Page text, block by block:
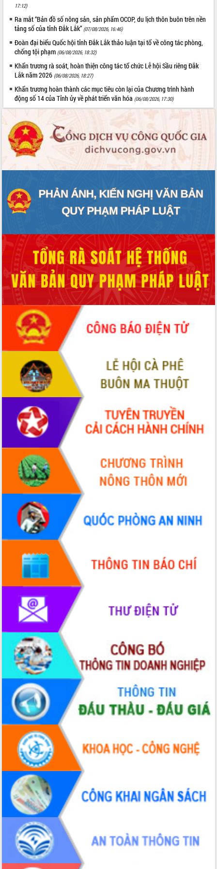
hiện nhiệm vụ quản lý tài sản công
hàng tuần
Tháo gỡ những vướng mắc, đẩy mạnh
công tác cải cách thủ tục hành chính
tại Trung tâm Phục vụ hành chính
công tỉnh
Đắk Lắk: Tôn vinh 46 giải pháp tại Hội
thi Sáng tạo Kỹ thuật 2024 - 2025
Đắk Lắk rà soát, điều chỉnh Đề án 190
về phát triển nuôi trồng thủy sản
Trương Công Thái kiểm tra thực địa
Dự án cao tốc Khánh Hòa - Buôn Ma
Thuột
Định vị cà phê Việt Nam như một “di
sống người dân từ những mô hình thiết
thực
Quyết liệt tháo gỡ vướng mắc, đẩy
nhanh tiến độ các dự án trọng điểm
Hòn Yến phát triển du lịch gắn với bảo
tồn biển
Lấy ý kiến điều chỉnh Quy hoạch tỉnh
Đắk Lắk thời kỳ 2021-2030, tầm nhìn
đến năm 2050
Phát động chiến dịch 30 ngày đêm
giải phóng mặt bằng Tuyến đường bộ
ven biển
Đắk Lắk nỗ lực thúc đẩy tăng trưởng
kinh tế từ 10% trở lên trong Quý
II/2026
Đắk Lắk ký kết thỏa thuận hợp tác về
chuyển đổi số giai đoạn 2026 – 2030
với Tập đoàn Bưu chính Viễn thông
Việt Nam
Thứ trưởng Bộ Y tế làm việc với tỉnh
Đắk Lắk về phát triển nhân lực y tế
cho trạm y tế cấp xã
Du lịch Đắk Lắk nâng tầm trải nghiệm
du khách thông qua Hệ thống cơ sở dữ
liệu và Bản đồ số
Tập huấn ứng dụng trí tuệ nhân tạo (AI)
trong thương mại điện tử năm 2026
Đoàn đại biểu Quốc hội tỉnh Đắk Lắk
trao đổi thông tin trước Kỳ họp thứ
nhất, Quốc hội khóa XVI
Quyết liệt cải cách hành chính, khơi
thông nguồn lực phát triển
Nâng cao hiệu lực, hiệu quả HĐND
tỉnh thông qua hiện đại hóa hành chính
Xã Ea Phê gắn cải cách hành chính với
chuyển đổi số
Phó Chủ tịch Thường trực UBND tỉnh
Hồ Thị Nguyên Thảo làm việc tại Trung
tâm Phục vụ hành chính công xã Ea
Xây dựng nền hành chính số đồng
hành cùng nông dân dân, doanh nghiệp
Giai đoạn 2026-2030, Đắk Lắk phấn
đấu có 77% xã đạt chuẩn nông thôn
mới
Chuyển đổi số 'mở đường' cho nông
nghiệp Đắk Lắk tăng trưởng bứt phá
Triển khai đồng bộ đo đạc, lập hồ sơ
địa chính, hoàn thiện cơ sở dữ liệu đất
đai
Ứng dụng sinh trắc học - Bước tiến
trong hành trình chuyển đổi số tại Đắk
Lắk
Đắk Lắk nâng cao hiệu quả công tác
Đảng từ Sổ tay đảng viên điện tử
Đắk Lắk đẩy mạnh nuôi biển công
nghệ, hướng tới phát triển thủy sản
bền vững
Tập huấn nâng cao năng lực triển khai
chuyển đổi số cho cán bộ, công chức
cấp xã
Đắk Lắk phát động hưởng ứng Ngày
Quyền của người tiêu dùng Việt Nam
2026
17:12)
Ra mắt “Bản đồ số nông sản, sản phẩm OCOP, du lịch thôn buôn trên nền
tảng số của tỉnh Đắk Lắk” (07/08/2026, 16:46)
Đoàn đại biểu Quốc hội tỉnh Đắk Lắk thảo luận tại tổ về công tác phòng,
chống tội phạm (06/08/2026, 18:32)
Khẩn trương rà soát, hoàn thiện công tác tổ chức Lễ hội Sầu riêng Đắk
Lắk năm 2026 (06/08/2026, 18:27)
Khẩn trương hoàn thành các mục tiêu còn lại của Chương trình hành
động số 14 của Tỉnh ủy về phát triển văn hóa (06/08/2026, 17:30)